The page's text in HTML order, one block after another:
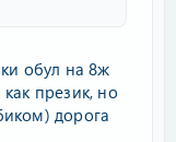
обул на 8ж
презик, но
дорога